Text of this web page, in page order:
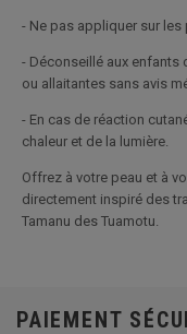
- Ne pas appliquer sur les
- Déconseillé aux enfants
ou allaitantes sans avis
- En cas de réaction
chaleur et de la lumière.
Offrez à votre peau et à
directement inspiré des
Tamanu des Tuamotu.
PAIEMENT